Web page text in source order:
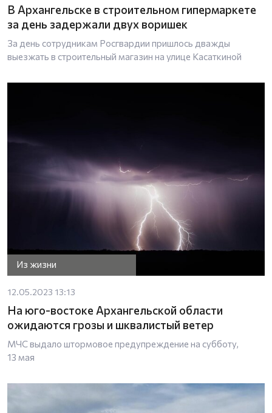
В Архангельске в строительном гипермаркете
за день задержали двух воришек
За день сотрудникам Росгвардии пришлось дважды
выезжать в строительный магазин на улице Касаткиной
Из жизни
12.05.2023 13:13
На юго-востоке Архангельской области
ожидаются грозы и шквалистый ветер
МЧС выдало штормовое предупреждение на субботу,
13 мая